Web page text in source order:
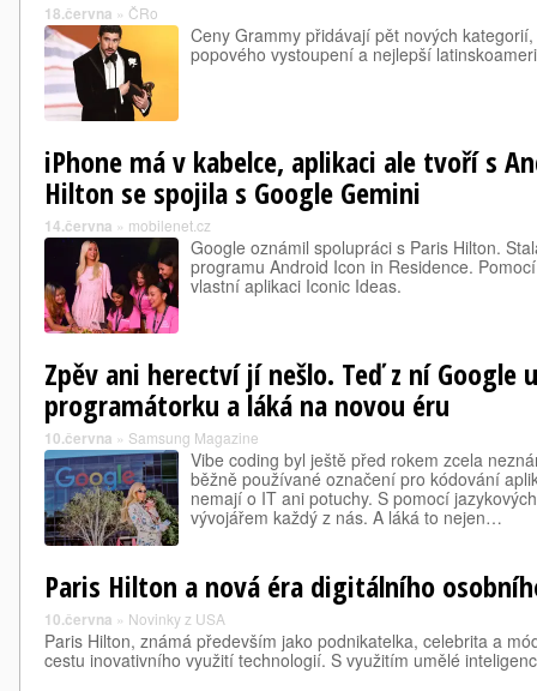
18.června » ČRo
Ceny Grammy přidávají pět nových
popového vystoupení a nejlepší
iPhone má v kabelce, aplikaci ale tvoří s
Hilton se spojila s Google Gemini
14.června » mobilenet.cz
Google oznámil spolupráci s Paris Hilton.
programu Android Icon in Residence.
vlastní aplikaci Iconic Ideas.
Zpěv ani herectví jí nešlo. Teď z ní Google
programátorku a láká na novou éru
10.června » Samsung Magazine
Vibe coding byl ještě před rokem zcela
běžně používané označení pro kódování
nemají o IT ani potuchy. S pomocí
vývojářem každý z nás. A láká to nejen…
Paris Hilton a nová éra digitálního
10.června » Novinky z USA
Paris Hilton, známá především jako podnikatelka, celebrita a
cestu inovativního využití technologií. S využitím umělé